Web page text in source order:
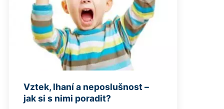
Vztek, lhaní a neposlušnost –
jak si s nimi poradit?